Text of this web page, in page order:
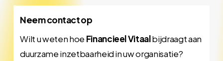
Neem contact op
Wilt u weten hoe Financieel Vitaalbijdraagt aan
duurzame inzetbaarheid in uw organisatie?